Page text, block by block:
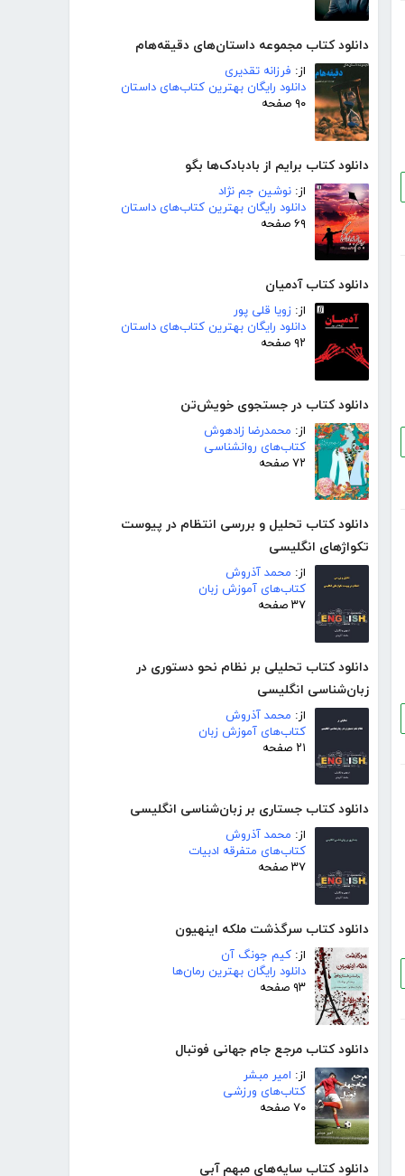
دانلود کتاب مجموعه داستان‌های دقیقه‌هام
از: فرزانه تقدیری
دانلود رایگان بهترین کتاب‌های داستان
۹۰ صفحه
دانلود کتاب برایم از بادبادک‌ها بگو
از: نوشین جم نژاد
دانلود رایگان بهترین کتاب‌های داستان
۶۹ صفحه
دانلود کتاب آدمیان
از: زویا قلی پور
دانلود رایگان بهترین کتاب‌های داستان
۹۲ صفحه
دانلود کتاب در جستجوی خویش‌تن
از: محمدرضا زادهوش
کتاب‌های روانشناسی
۷۲ صفحه
دانلود کتاب تحلیل و بررسی انتظام در پیوست
تکواژهای انگلیسی
از: محمد آذروش
کتاب‌های آموزش زبان
۳۷ صفحه
دانلود کتاب تحلیلی بر نظام نحو دستوری در
زبان‌شناسی انگلیسی
از: محمد آذروش
کتاب‌های آموزش زبان
۲۱ صفحه
دانلود کتاب جستاری بر زبان‌شناسی انگلیسی
از: محمد آذروش
کتاب‌های متفرقه ادبیات
۳۷ صفحه
دانلود کتاب سرگذشت ملکه اینهیون
از: کیم جونگ آن
دانلود رایگان بهترین رمان‌ها
۹۳ صفحه
دانلود کتاب مرجع جام جهانی فوتبال
از: امیر مبشر
کتاب‌های ورزشی
۷۰ صفحه
دانلود کتاب سایه‌های مبهم آبی